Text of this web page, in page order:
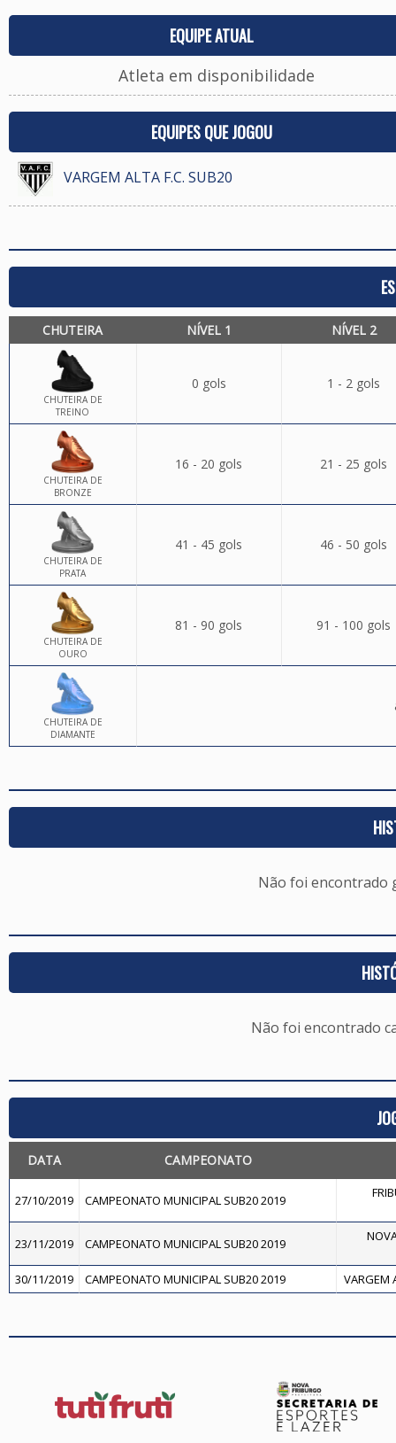
EQUIPE ATUAL
Atleta em disponibilidade
EQUIPES QUE JOGOU
VARGEM ALTA F.C. SUB20
CHUTEIRA NÍVEL 1 NÍVEL 2
CHUTEIRA DE
TREINO
0 gols 1 - 2 gols
CHUTEIRA DE
BRONZE
16 - 20 gols 21 - 25 gols
CHUTEIRA DE
PRATA
41 - 45 gols 46 - 50 gols
CHUTEIRA DE
OURO
81 - 90 gols 91 - 100 gols
CHUTEIRA DE
DIAMANTE
Não foi encontrado
Não foi encontrado
DATA CAMPEONATO
27/10/2019 CAMPEONATO MUNICIPAL SUB20 2019
23/11/2019 CAMPEONATO MUNICIPAL SUB20 2019
30/11/2019 CAMPEONATO MUNICIPAL SUB20 2019 VARGEM